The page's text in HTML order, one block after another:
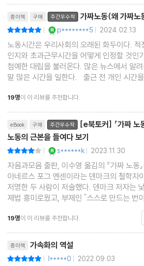
가속화의 역설노동의 허위 형성
자신의 가짜 노동을 인정하는 사람들
2부. 사라진 의미
4장. 가짜 노동을 포기하지 않는 사람들
가짜 노동을 위한 두 달
허위 프로젝트라는 예술
일은 적고 책임은 커지는 중역의 유혹
주어진 시간에 딱 맞게 늘어나는 노동
자꾸 늘어나는 관리직, 자를 때는 생산직 먼저
상사들의 과시 경쟁 바쁜 척하기의 대가
바빠 보이기 위한 책상 꾸미기
학교에서의 가짜 노동
일을 줄이기 위해 시간을 줄인다
종이책 구매 주간우수작 가짜노동(왜 가짜노
| p********5 | 2024.02.13
노동시간은 우리사회의 오래된 화두이다.
인지와 초과근무시간을 어떻게 인정할 것인
첨예한 대립을 불러온다. 많은 뉴스에서 알
말 많은 시간을 일한다. 출근 전 개인 시간을 보내기 위해 아주 이
른 아침에 출근하는 나는 항상 의문이다.(7
과하는데 정말 사람이 많고 다들 너무 바쁘
19명이 이 리뷰를 추천합니다.
eBook 구매 주간우수작
[e북토커] 『가짜 노
노동의 근본을 들여다 보기
| s******k | 2023.11.30
자음과모음 출판, 이수영 옮김의 『가짜 노동
아네르스 포그 옌센이라는 덴마크의 철학자
저명한 두 사람이 저술했다. 덴마크 저자는
제법 흥미로웠고, 부제인 "스스로 만드는 번
최근 자주 언급되는 번아웃 상태와도 연결
제를 보고 호기심에 책을 읽게 된 면도 크다
19명이 이 리뷰를 추천합니다.
종이책 가속화의 역설
| l*****0 | 2022.09.03